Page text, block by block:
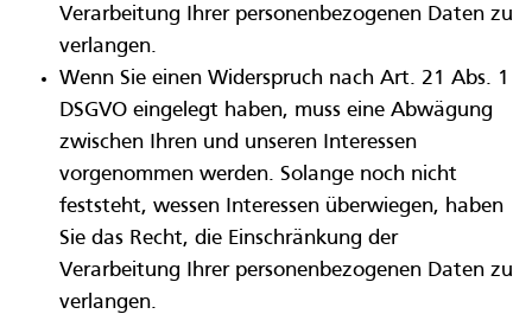
Verarbeitung Ihrer personenbezogenen Daten zu
verlangen.
Wenn Sie einen Widerspruch nach Art. 21 Abs. 1
DSGVO eingelegt haben, muss eine Abwägung
zwischen Ihren und unseren Interessen
vorgenommen werden. Solange noch nicht
feststeht, wessen Interessen überwiegen, haben
Sie das Recht, die Einschränkung der
Verarbeitung Ihrer personenbezogenen Daten zu
verlangen.